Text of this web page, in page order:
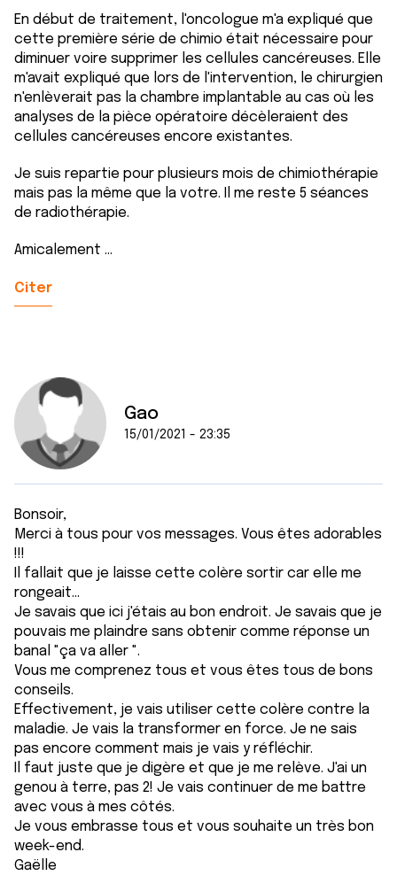
En début de traitement, l'oncologue m'a expliqué que
cette première série de chimio était nécessaire pour
diminuer voire supprimer les cellules cancéreuses. Elle
m'avait expliqué que lors de l'intervention, le chirurgien
n'enlèverait pas la chambre implantable au cas où les
analyses de la pièce opératoire décèleraient des
cellules cancéreuses encore existantes.
Je suis repartie pour plusieurs mois de chimiothérapie
mais pas la même que la votre. Il me reste 5 séances
de radiothérapie.
Amicalement ...
Citer
Gao
15/01/2021 - 23:35
Bonsoir,
Merci à tous pour vos messages. Vous êtes adorables
!!!
Il fallait que je laisse cette colère sortir car elle me
rongeait...
Je savais que ici j'étais au bon endroit. Je savais que je
pouvais me plaindre sans obtenir comme réponse un
banal "ça va aller ".
Vous me comprenez tous et vous êtes tous de bons
conseils.
Effectivement, je vais utiliser cette colère contre la
maladie. Je vais la transformer en force. Je ne sais
pas encore comment mais je vais y réfléchir.
Il faut juste que je digère et que je me relève. J'ai un
genou à terre, pas 2! Je vais continuer de me battre
avec vous à mes côtés.
Je vous embrasse tous et vous souhaite un très bon
week-end.
Gaëlle